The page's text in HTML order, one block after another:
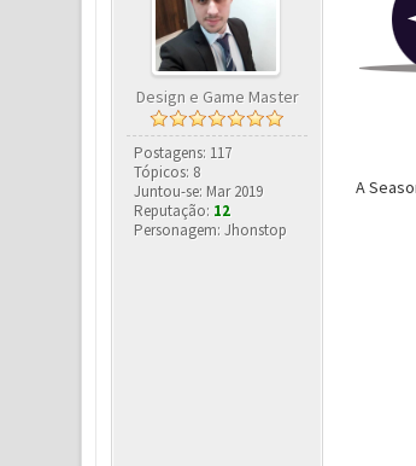
Design e Game Master
Postagens: 117
Tópicos: 8
Juntou-se: Mar 2019
Reputação: 12
Personagem: Jhonstop
A